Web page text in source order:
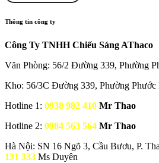
Thông tin công ty
Công Ty TNHH Chiếu Sáng AThaco
Văn Phòng: 56/2 Đường 339, Phường
Kho: 56/3C Đường 339, Phường
Hotline 1: 0938 982 410 Mr Thao
Hotline 2: 0984 563 564 Mr Thao
Hà Nội: SN 16 Ngõ 3, Cầu Bươu, P.
131 333 Ms Duyên